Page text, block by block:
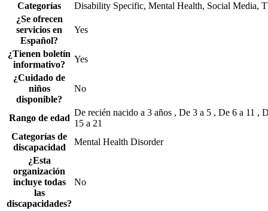
Categorías
Disability Specific, Mental Health, Social Media,
¿Se ofrecen
servicios en
Español?
Yes
¿Tienen boletín
informativo?
Yes
¿Cuidado de
niños
disponible?
No
Rango de edad
De recién nacido a 3 años , De 3 a 5 , De 6 a 11 ,
15 a 21
Categorías de
discapacidad
Mental Health Disorder
¿Esta
organización
incluye todas
las
discapacidades?
No